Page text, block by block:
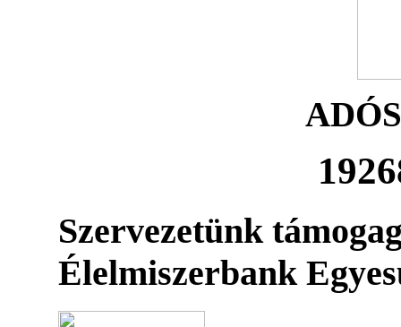
Szervezetünk
Élelmiszerbank